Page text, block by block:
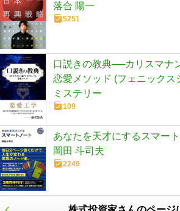
落合 陽一
5251
口説きの教典──カリスマナ
恋愛メソッド (フェニックス
ミステリー
109
あなたを天才にするスマー
岡田 斗司夫
2249